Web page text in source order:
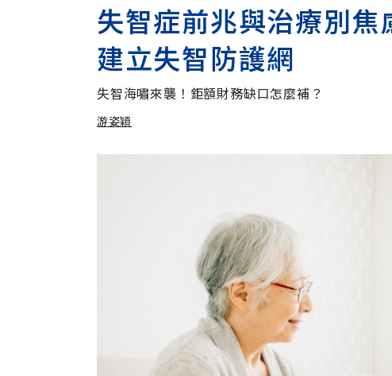
失智症前兆與治療別
建立失智防護網
失智海嘯來襲！鉅額財務缺口怎麼補？
游姿穎